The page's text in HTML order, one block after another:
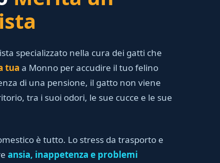
specializzato nella cura dei gatti che
tua a Monno per accudire il tuo felino
di una pensione, il gatto non viene
tra i suoi odori, le sue cucce e le sue
è tutto. Lo stress da trasporto e
ansia, inappetenza e problemi